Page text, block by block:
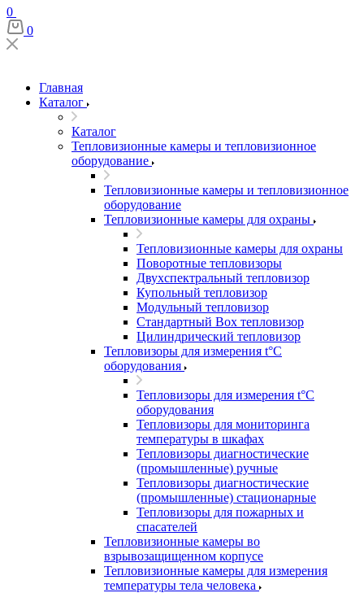
0
0
Главная
Каталог
Каталог
Тепловизионные камеры и тепловизионное
оборудование
Тепловизионные камеры и тепловизионное
оборудование
Тепловизионные камеры для охраны
Тепловизионные камеры для охраны
Поворотные тепловизоры
Двухспектральный тепловизор
Купольный тепловизор
Модульный тепловизор
Стандартный Box тепловизор
Цилиндрический тепловизор
Тепловизоры для измерения t°С
оборудования
Тепловизоры для измерения t°С
оборудования
Тепловизоры для мониторинга
температуры в шкафах
Тепловизоры диагностические
(промышленные) ручные
Тепловизоры диагностические
(промышленные) стационарные
Тепловизоры для пожарных и
спасателей
Тепловизионные камеры во
взрывозащищенном корпусе
Тепловизионные камеры для измерения
температуры тела человека